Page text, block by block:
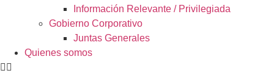
Información Relevante / Privilegiada
Gobierno Corporativo
Juntas Generales
Quienes somos